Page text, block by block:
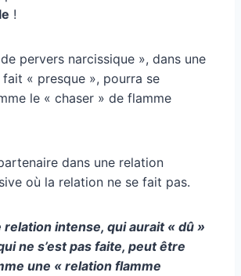
!
pervers narcissique », dans une
« presque », pourra se
le « chaser » de flamme
dans une relation
où la relation ne se fait pas.
relation intense, qui aurait « dû »
ne s’est pas faite, peut être
une « relation flamme